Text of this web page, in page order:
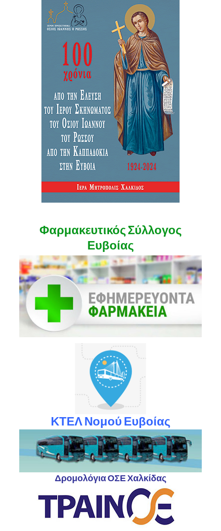
Φαρμακευτικός Σύλλογος
Ευβοίας
ΚΤΕΛ Νομού Ευβοίας
Δρομολόγια ΟΣΕ Χαλκίδας